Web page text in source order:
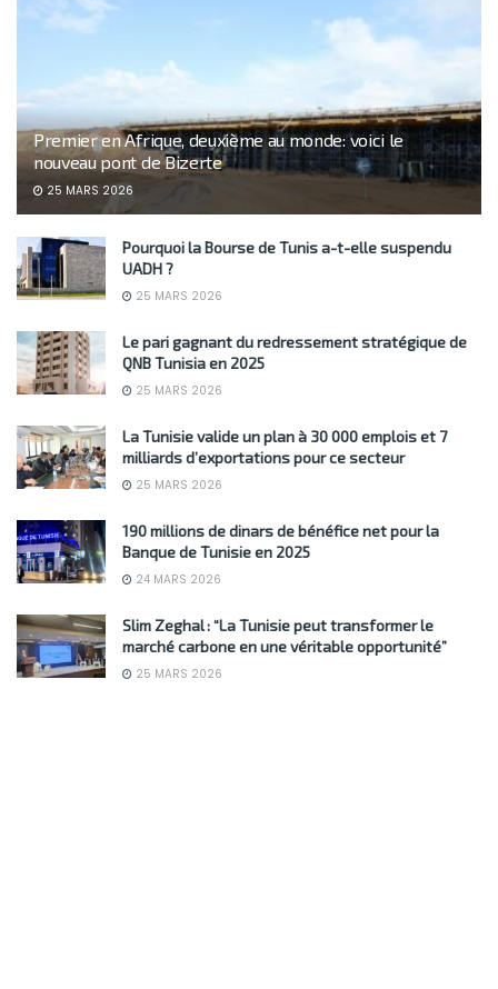
Premier en Afrique, deuxième au monde: voici le
nouveau pont de Bizerte
25 MARS 2026
Pourquoi la Bourse de Tunis a-t-elle suspendu
UADH ?
25 MARS 2026
Le pari gagnant du redressement stratégique de
QNB Tunisia en 2025
25 MARS 2026
La Tunisie valide un plan à 30 000 emplois et 7
milliards d’exportations pour ce secteur
25 MARS 2026
190 millions de dinars de bénéfice net pour la
Banque de Tunisie en 2025
24 MARS 2026
Slim Zeghal : “La Tunisie peut transformer le
marché carbone en une véritable opportunité”
25 MARS 2026